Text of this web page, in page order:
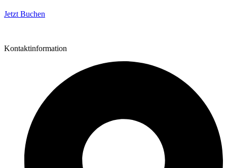
Jetzt Buchen
Kontaktinformation